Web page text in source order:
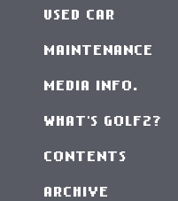
USED CAR
MAINTENANCE
MEDIA INFO.
WHAT'S GOLF2?
CONTENTS
ARCHIVE